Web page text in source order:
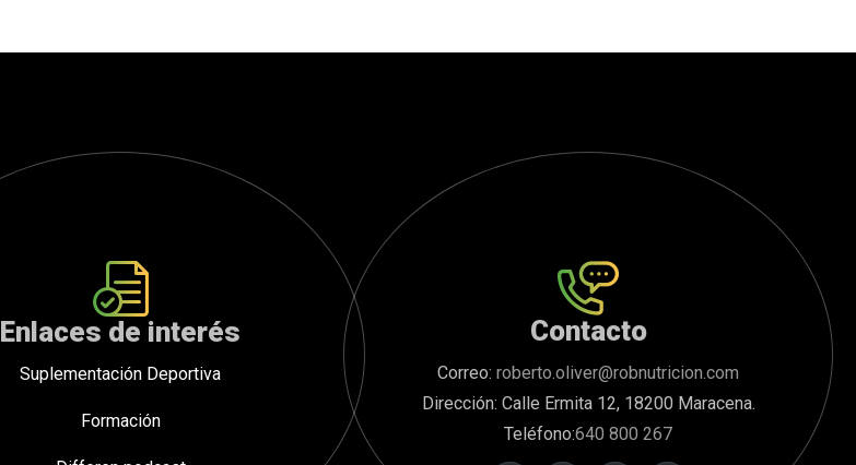
Enlaces de interés
Suplementación Deportiva
Formación
Contacto
Correo: roberto.oliver@robnutricion.com
Dirección: Calle Ermita 12, 18200 Maracena.
Teléfono:640 800 267